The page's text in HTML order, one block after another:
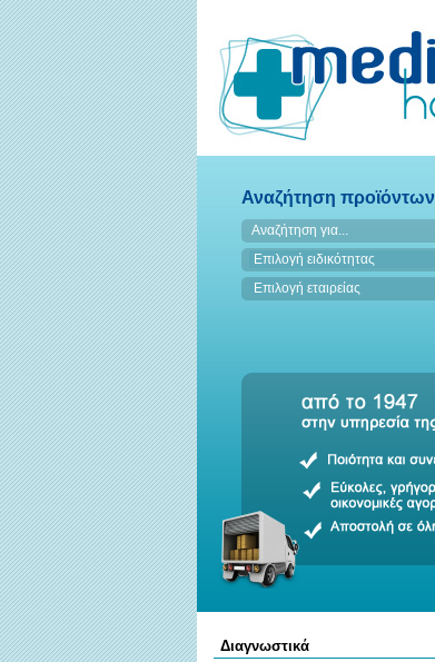
Αναζήτηση προϊόντων
Διαγνωστικά